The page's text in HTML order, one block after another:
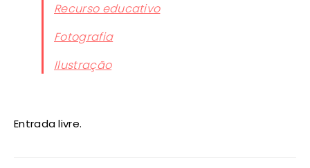
Recurso educativo
Fotografia
Ilustração
Entrada livre.